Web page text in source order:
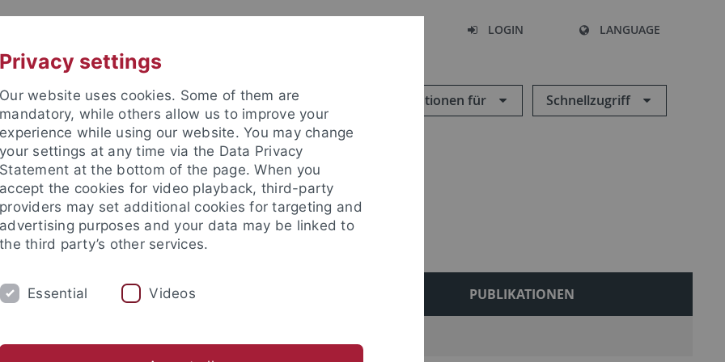
LOGIN LANGUAGE
Informationen für Schnellzugriff
FORSCHUNG USA PUBLIKATIONEN
Privacy settings
Our website uses cookies. Some of them are
mandatory, while others allow us to improve your
experience while using our website. You may change
your settings at any time via the Data Privacy
Statement at the bottom of the page. When you
accept the cookies for video playback, third-party
providers may set additional cookies for targeting and
advertising purposes and your data may be linked to
the third party’s other services.
Essential Videos